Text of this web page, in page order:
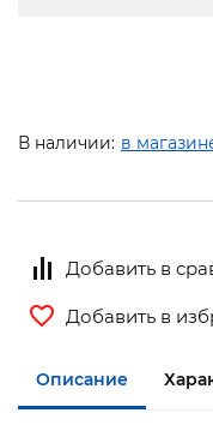
В наличии: в
Добавить в
Добавить в
Описание